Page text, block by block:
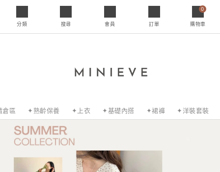
分類 搜尋 會員 訂單
0
購物車
倉區 ✦熟齡保養 ✦上衣 ✦基礎內搭 ✦裙褲 ✦洋裝套裝